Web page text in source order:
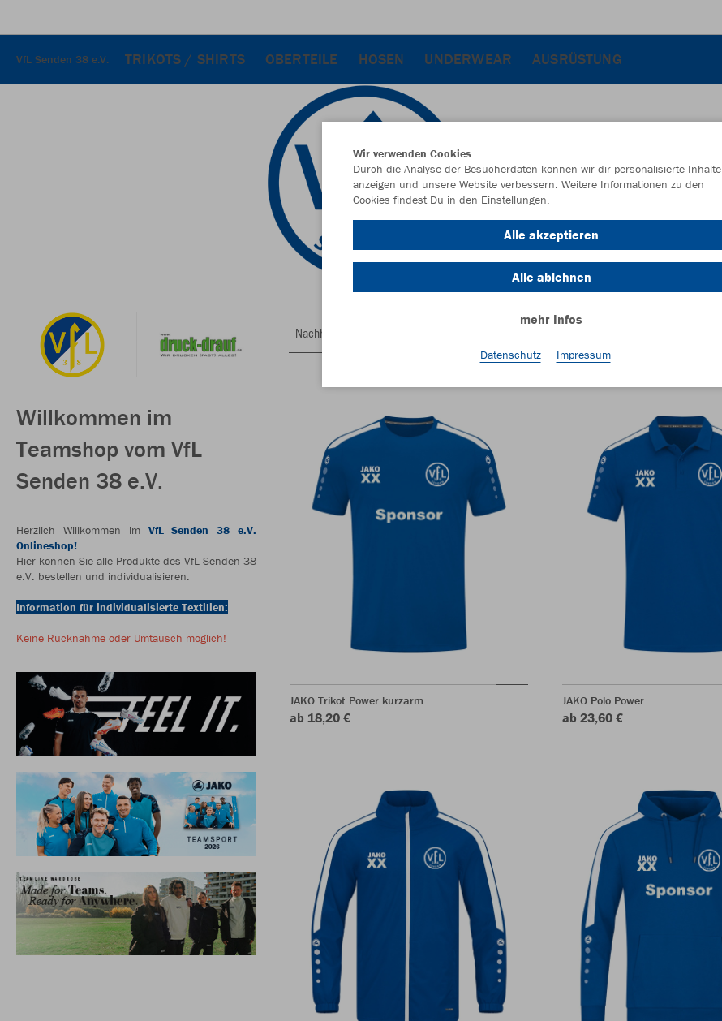
VfL Senden 38 e.V. TRIKOTS / SHIRTS OBERTEILE HOSEN UNDERWEAR AUSRÜSTUNG
Willkommen im
Teamshop vom VfL
Senden 38 e.V.
Herzlich Willkommen im VfL Senden 38 e.V.
Onlineshop!
Hier können Sie alle Produkte des VfL Senden 38
e.V. bestellen und individualisieren.
Information für individualisierte Textilien:
Keine Rücknahme oder Umtausch möglich!
Nachhaltig
JAKO Trikot Power kurzarm
ab 18,20 €
JAKO Polo Power
ab 23,60 €
Wir verwenden Cookies
Durch die Analyse der Besucherdaten können wir dir personalisierte Inhalte
anzeigen und unsere Website verbessern. Weitere Informationen zu den
Cookies findest Du in den Einstellungen.
Alle akzeptieren
Alle ablehnen
mehr Infos
Datenschutz Impressum